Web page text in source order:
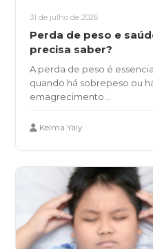
31 de julho de 2026
Perda de peso e
precisa saber?
A perda de peso é
quando há sobrepeso ou
emagrecimento...
Kelma Yaly